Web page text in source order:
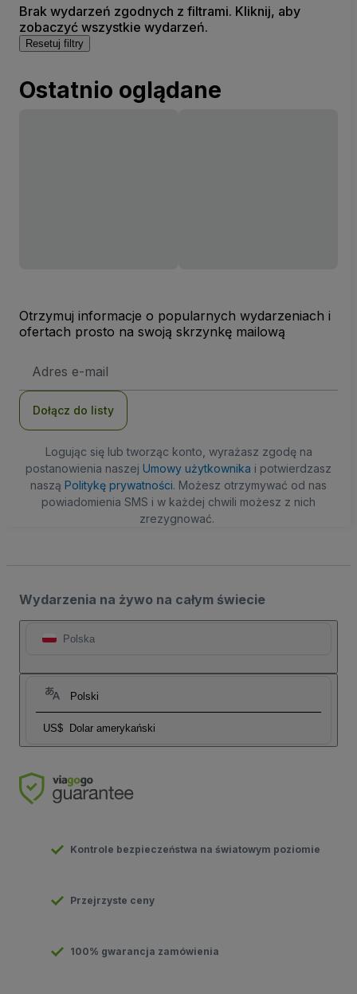
Brak wydarzeń zgodnych z filtrami. Kliknij, aby
zobaczyć wszystkie wydarzeń.
Resetuj filtry
Ostatnio oglądane
Otrzymuj informacje o popularnych wydarzeniach i
ofertach prosto na swoją skrzynkę mailową
e-
Dołącz do listy
Logując się lub tworząc konto, wyrażasz zgodę na
postanowienia naszej Umowy użytkownika i potwierdzasz
naszą Politykę prywatności. Możesz otrzymywać od nas
powiadomienia SMS i w każdej chwili możesz z nich
zrezygnować.
Wydarzenia na żywo na całym świecie
Polska
Polski
US$ Dolar amerykański
Kontrole bezpieczeństwa na światowym poziomie
Przejrzyste ceny
100% gwarancja zamówienia